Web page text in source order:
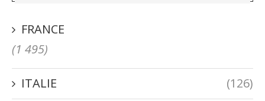
FRANCE
(1 495)
ITALIE
(126)